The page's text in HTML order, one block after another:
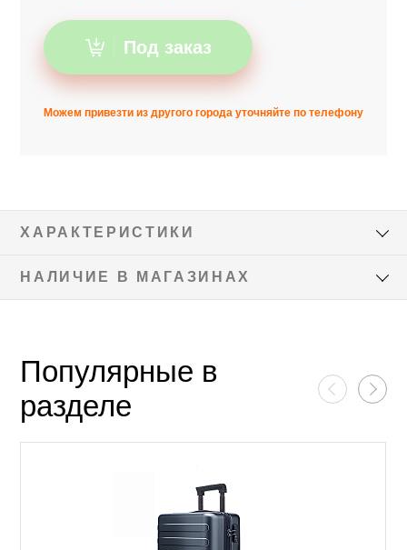
Под заказ
Можем привезти из другого города уточняйте по телефону
ХАРАКТЕРИСТИКИ
НАЛИЧИЕ В МАГАЗИНАХ
Популярные в
разделе